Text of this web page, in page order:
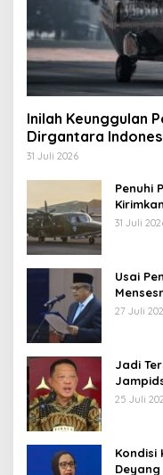
Inilah Keunggulan
Dirgantara
Operasi TNI
31 Juli 2026
Penuhi
AU
31 Juli
Usai
27 Juli
Jadi
25 Juli
Kondisi